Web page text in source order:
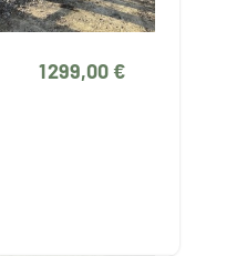
1 299,00 €